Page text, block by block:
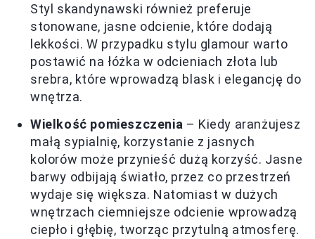
Styl skandynawski również preferuje
stonowane, jasne odcienie, które dodają
lekkości. W przypadku stylu glamour warto
postawić na łóżka w odcieniach złota lub
srebra, które wprowadzą blask i elegancję do
wnętrza.
Wielkość pomieszczenia – Kiedy aranżujesz
małą sypialnię, korzystanie z jasnych
kolorów może przynieść dużą korzyść. Jasne
barwy odbijają światło, przez co przestrzeń
wydaje się większa. Natomiast w dużych
wnętrzach ciemniejsze odcienie wprowadzą
ciepło i głębię, tworząc przytulną atmosferę.